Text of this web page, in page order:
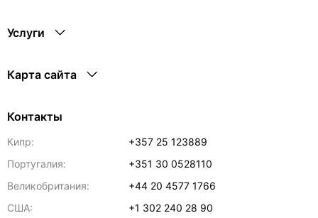
Услуги
Карта сайта
Контакты
Кипр:
+357 25 123889
Португалия:
+351 30 0528110
Великобритания:
+44 20 4577 1766
США:
+1 302 240 28 90